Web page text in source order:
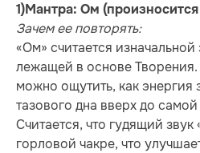
1)Мантра: Ом
Зачем ее повторять:
«Ом» считается
лежащей в основе
можно ощутить, как энергия
тазового дна вверх до
Считается, что гудящий
горловой чакре, что